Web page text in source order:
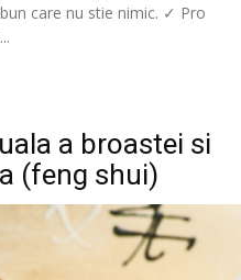
care nu stie nimic. ✓ Pro
a broastei si
(feng shui)